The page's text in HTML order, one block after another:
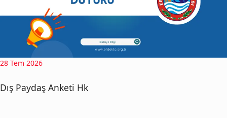
28 Tem 2026
Dış Paydaş Anketi Hk